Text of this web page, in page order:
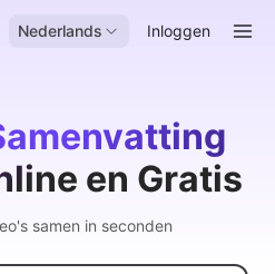
Nederlands Inloggen
en Gratis
samen in seconden